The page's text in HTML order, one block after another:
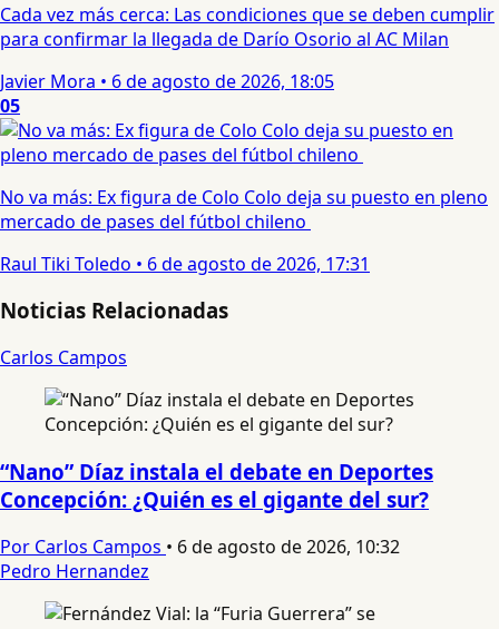
Cada vez más cerca: Las condiciones que se deben cumplir
para confirmar la llegada de Darío Osorio al AC Milan
Javier Mora • 6 de agosto de 2026, 18:05
05
No va más: Ex figura de Colo Colo deja su puesto en pleno
mercado de pases del fútbol chileno
Raul Tiki Toledo • 6 de agosto de 2026, 17:31
Noticias Relacionadas
Carlos Campos
“Nano” Díaz instala el debate en Deportes
Concepción: ¿Quién es el gigante del sur?
Por Carlos Campos • 6 de agosto de 2026, 10:32
Pedro Hernandez